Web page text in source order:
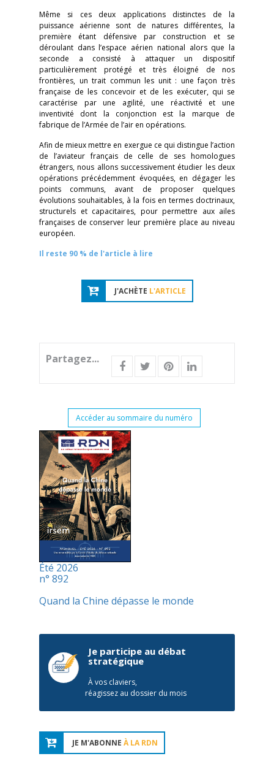
Même si ces deux applications distinctes de la
puissance aérienne sont de natures différentes, la
première étant défensive par construction et se
déroulant dans l’espace aérien national alors que la
seconde a consisté à attaquer un dispositif
particulièrement protégé et très éloigné de nos
frontières, un trait commun les unit : une façon très
française de les concevoir et de les exécuter, qui se
caractérise par une agilité, une réactivité et une
inventivité dont la conjonction est la marque de
fabrique de l’Armée de l’air en opérations.
Afin de mieux mettre en exergue ce qui distingue l’action
de l’aviateur français de celle de ses homologues
étrangers, nous allons successivement étudier les deux
opérations précédemment évoquées, en dégager les
points communs, avant de proposer quelques
évolutions souhaitables, à la fois en termes doctrinaux,
structurels et capacitaires, pour permettre aux ailes
françaises de conserver leur première place au niveau
européen.
Il reste 90 % de l'article à lire
J'ACHÈTE L'ARTICLE
Partagez...
Accéder au sommaire du numéro
Été 2026
n° 892
Quand la Chine dépasse le monde
Je participe au débat
stratégique
À vos claviers,
réagissez au dossier du mois
JE M'ABONNE À LA RDN